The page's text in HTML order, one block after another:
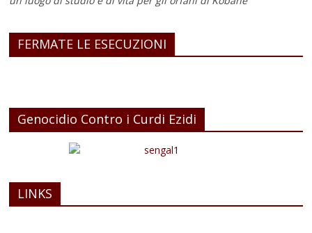
FERMATE LE ESECUZIONI
Genocidio Contro i Curdi Ezidi
LINKS